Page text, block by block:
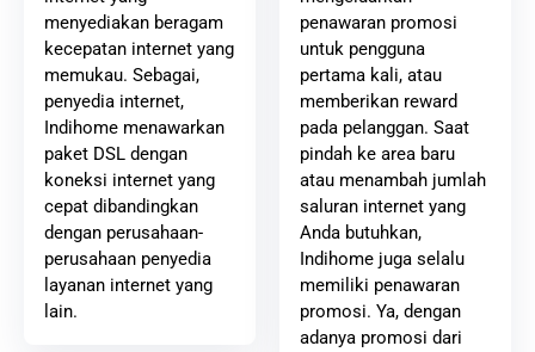
menyediakan beragam
kecepatan internet yang
memukau. Sebagai,
penyedia internet,
Indihome menawarkan
paket DSL dengan
koneksi internet yang
cepat dibandingkan
dengan perusahaan-
perusahaan penyedia
layanan internet yang
lain.
penawaran promosi
untuk pengguna
pertama kali, atau
memberikan reward
pada pelanggan. Saat
pindah ke area baru
atau menambah jumlah
saluran internet yang
Anda butuhkan,
Indihome juga selalu
memiliki penawaran
promosi. Ya, dengan
adanya promosi dari